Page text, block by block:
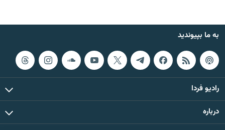
به ما بپیوندید
رادیو فردا
درباره